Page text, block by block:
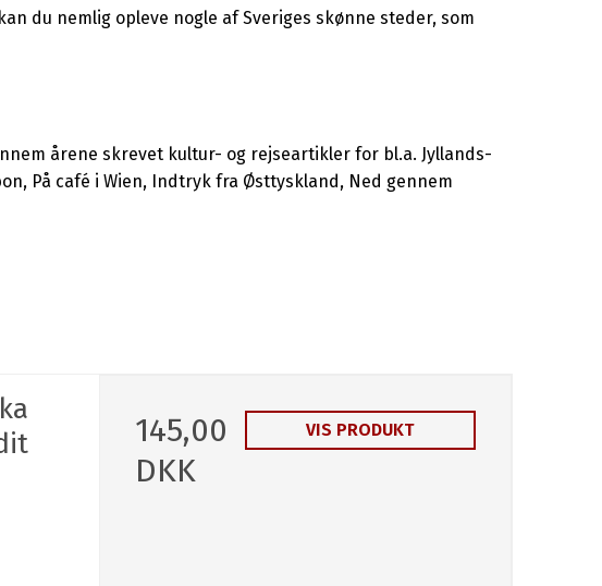
du nemlig opleve nogle af Sveriges skønne steder, som
årene skrevet kultur- og rejseartikler for bl.a. Jyllands-
På café i Wien, Indtryk fra Østtyskland, Ned gennem
145,00
DKK
VIS PRODUKT